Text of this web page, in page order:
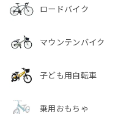
ロードバイク
マウンテンバイク
子ども用自転車
乗用おもちゃ
ます。 貴重なご意